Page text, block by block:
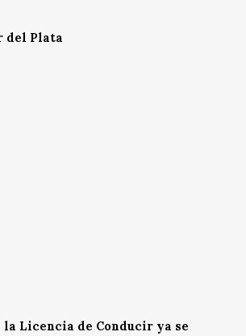
del Plata
Licencia de Conducir ya se